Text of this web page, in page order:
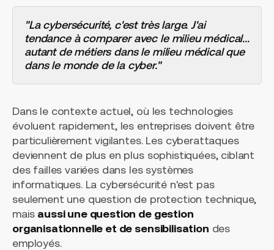
"La cybersécurité, c'est très large. J'ai
tendance à comparer avec le milieu médical...
autant de métiers dans le milieu médical que
dans le monde de la cyber."
Dans le contexte actuel, où les technologies
évoluent rapidement, les entreprises doivent être
particulièrement vigilantes. Les cyberattaques
deviennent de plus en plus sophistiquées, ciblant
des failles variées dans les systèmes
informatiques. La cybersécurité n'est pas
seulement une question de protection technique,
mais aussi une question de gestion
organisationnelle et de sensibilisation des
employés.